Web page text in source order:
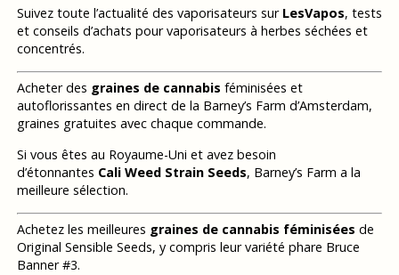
Suivez toute l’actualité des vaporisateurs sur LesVapos, tests
et conseils d’achats pour vaporisateurs à herbes séchées et
concentrés.
Acheter des graines de cannabis féminisées et
autoflorissantes en direct de la Barney’s Farm d’Amsterdam,
graines gratuites avec chaque commande.
Si vous êtes au Royaume-Uni et avez besoin
d’étonnantes Cali Weed Strain Seeds, Barney’s Farm a la
meilleure sélection.
Achetez les meilleures graines de cannabis féminisées de
Original Sensible Seeds, y compris leur variété phare Bruce
Banner #3.